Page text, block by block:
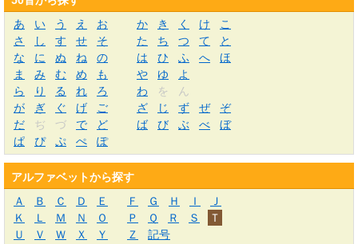
あ
い う え お か き く け
こ
さ
し す せ そ た ち つ て
と
な
に ぬ ね の は ひ ふ へ
ほ
ま
み む め も や ゆ
よ
ら
り る れ ろ わ を
ん
が
ぎ ぐ げ ご ざ じ ず ぜ
ぞ
だ
ぢ づ で ど ば び ぶ べ
ぼ
ぱ
ぴ ぷ ぺ ぽ
アルファベットから探す
Ａ
Ｂ Ｃ Ｄ Ｅ Ｆ Ｇ Ｈ Ｉ
Ｊ
Ｋ
Ｌ Ｍ Ｎ Ｏ Ｐ Ｑ Ｒ Ｓ
Ｔ
Ｕ
Ｖ Ｗ Ｘ Ｙ Ｚ
記号